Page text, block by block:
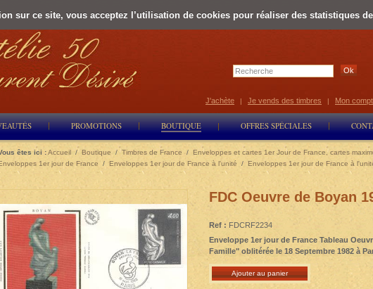
sur ce site, vous acceptez l’utilisation de cookies pour réaliser des statistiques
PROMOTIONS BOUTIQUE OFFRES SPÉCIALES
J'achète | Je vends des timbres | Mon
êtes ici :Accueil / Boutique /Timbres de France / Enveloppes et cartes 1er Jour de France, cartes
1er jour de France / Enveloppes 1er jour de France à l'unité / Enveloppes 1er jour de France à
FDC Oeuvre de Boyan
Ref : FDCRF2234
Enveloppe 1er jour de France Tableau
Famille" oblitérée le 18 Septembre 1982 à
Ajouter au panier